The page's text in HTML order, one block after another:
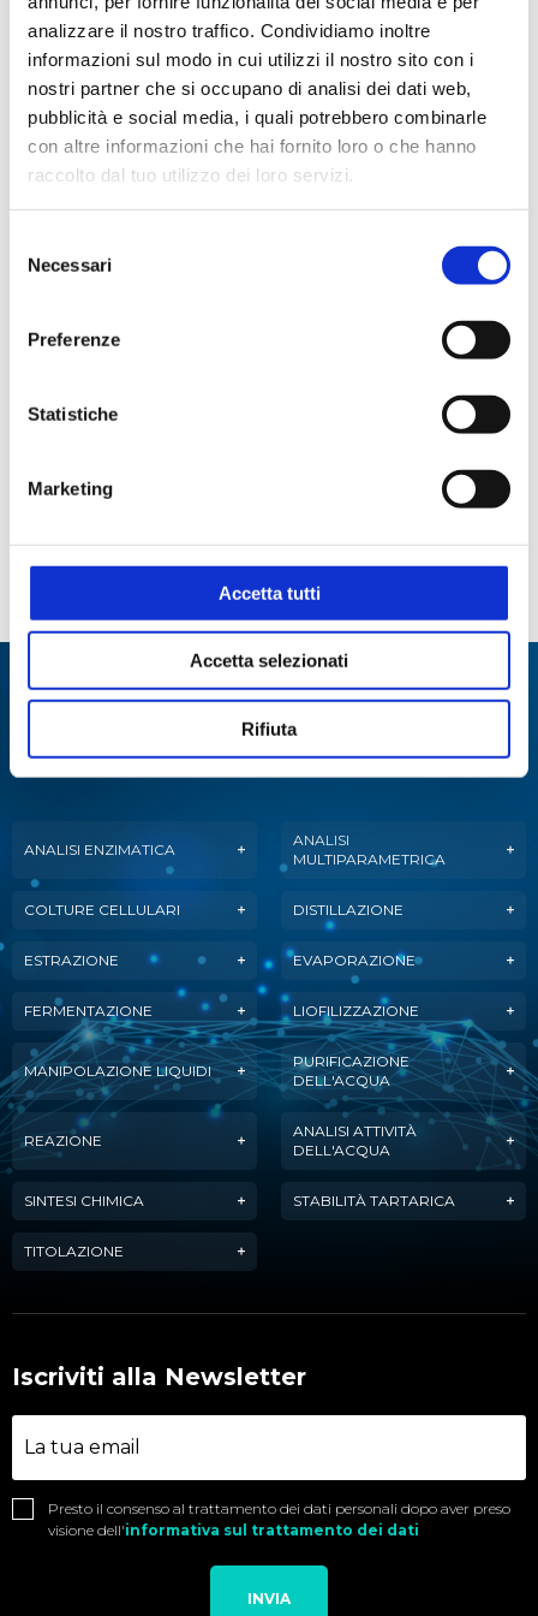
analizzare il nostro traffico. Condividiamo inoltre
informazioni sul modo in cui utilizzi il nostro sito con i
nostri partner che si occupano di analisi dei dati web,
pubblicità e social media, i quali potrebbero combinarle
con altre informazioni che hai fornito loro o che hanno
raccolto dal tuo utilizzo dei loro servizi.
delNecessari
Preferenze
Statistiche
Marketing
Accetta tutti
Accetta selezionati
Rifiuta
Dosatori serie Optifix Safety
Dosatori serie Optifix Solvents
Specialisti in:
Abbiamo sviluppato soluzioni, tecnologie e
strumenti per diverse applicazioni.
ANALISI ENZIMATICA
ANALISI
MULTIPARAMETRICA
COLTURE CELLULARI DISTILLAZIONE
ESTRAZIONE EVAPORAZIONE
FERMENTAZIONE LIOFILIZZAZIONE
MANIPOLAZIONE LIQUIDI
PURIFICAZIONE
DELL'ACQUA
REAZIONE
ANALISI ATTIVITÀ
DELL'ACQUA
SINTESI CHIMICA STABILITÀ TARTARICA
TITOLAZIONE
Iscriviti alla Newsletter
Presto il consenso al trattamento dei dati personali dopo aver preso
visione dell'informativa sul trattamento dei dati
INVIA